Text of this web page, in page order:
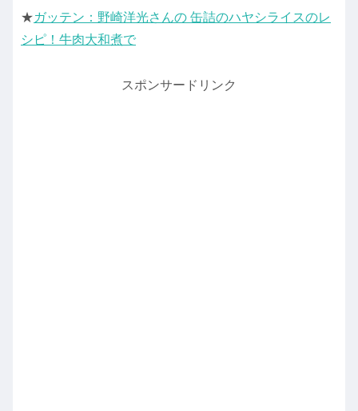
★ガッテン：野崎洋光さんの 缶詰のハヤシライスのレ
シピ！牛肉大和煮で
スポンサードリンク